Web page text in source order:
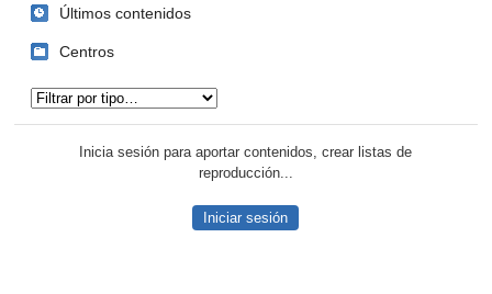
Últimos contenidos
Centros
Inicia sesión para aportar contenidos, crear listas de
reproducción...
Iniciar sesión